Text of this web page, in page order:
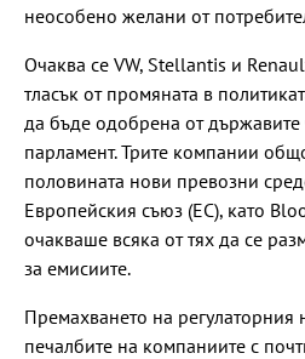
неособено желани от
Очаква се VW, Stellantis и
тласък от промяната в
да бъде одобрена от
парламент. Трите компании
половината нови превозни
Европейския съюз (ЕС), като
очакваше всяка от тях да се
за емисиите.
Премахването на регулаторния
печалбите на компаниите с